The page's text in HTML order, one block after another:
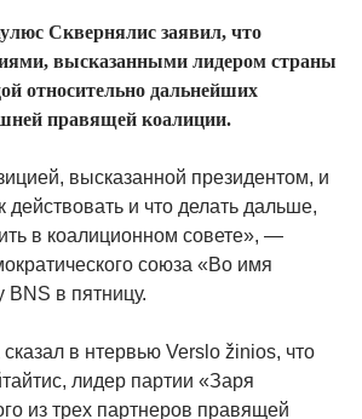
Сквернялис заявил, что
высказанными лидером страны
относительно дальнейших
правящей коалиции.
высказанной президентом, и
действовать и что делать дальше,
в коалиционном совете», —
союза «Во имя
BNS в пятницу.
в нтервью Verslo žinios, что
лидер партии «Заря
из трех партнеров правящей